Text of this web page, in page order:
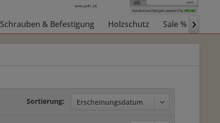
Schrauben & Befestigung Holzschutz Sale % 
Sortierung: